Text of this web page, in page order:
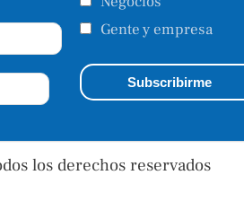
Gente y empresa
los derechos reservados